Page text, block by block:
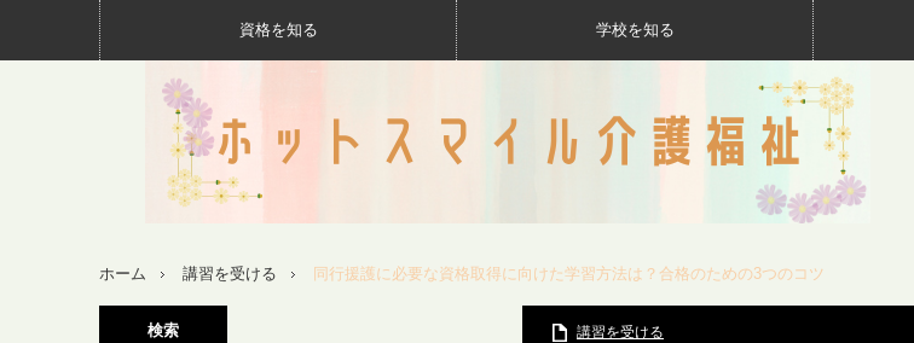
資格を知る 学校を知る
ホーム 講習を受ける 同行援護に必要な資格取得に向けた学習方法は？合格のための3つのコツ
講習を受ける
検索